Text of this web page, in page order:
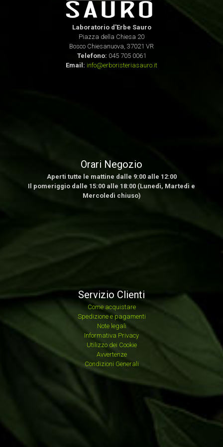
Laboratorio d'Erbe Sauro
Piazza della Chiesa 20
Bosco Chiesanuova, 37021 VR
Telefono: 045 705 0061
Email: info@erboristeriasauro.it
Orari Negozio
Aperti tutte le mattine dalle 9:00 alle 12:00
Il pomeriggio dalle 15:00 alle 18:00 (Lunedì, Martedì e
Mercoledì chiuso)
Servizio Clienti
Come acquistare
Spedizione e pagamenti
Note legali
Informativa Privacy
Utilizzo dei Cookie
Avvertenze
Condizioni Generali